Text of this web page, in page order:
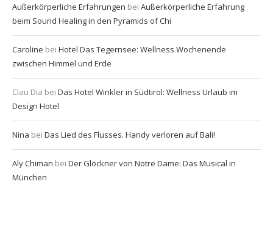
Außerkörperliche Erfahrungen bei Außerkörperliche Erfahrung
beim Sound Healing in den Pyramids of Chi
Caroline bei Hotel Das Tegernsee: Wellness Wochenende
zwischen Himmel und Erde
Clau Dia bei Das Hotel Winkler in Südtirol: Wellness Urlaub im
Design Hotel
Nina bei Das Lied des Flusses. Handy verloren auf Bali!
Aly Chiman bei Der Glöckner von Notre Dame: Das Musical in
München